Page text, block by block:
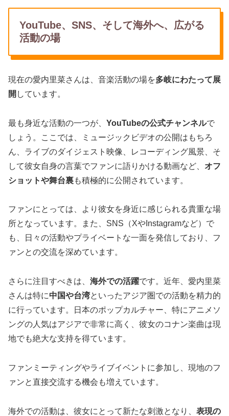
YouTube、SNS、そして海外へ、広がる
活動の場
現在の愛内里菜さんは、音楽活動の場を多岐にわたって展
開 しています。
最も身近な活動の一つが、 YouTubeの公式チャンネルで
しょう。ここでは、ミュージックビデオの公開はもちろ
ん、ライブのダイジェスト映像、レコーディング風景、そ
して彼女自身の言葉でファンに語りかける動画など、 オフ
ショットや舞台裏も積極的に公開されています。
ファンにとっては、より彼女を身近に感じられる貴重な場
所となっています。また、SNS（XやInstagramなど）で
も、日々の活動やプライベートな一面を発信しており、フ
ァンとの交流を深めています。
さらに注目すべきは、 海外での活躍です。近年、愛内里菜
さんは特に中国や台湾といったアジア圏での活動を精力的
に行っています。日本のポップカルチャー、特にアニメソ
ングの人気はアジアで非常に高く、彼女のコナン楽曲は現
地でも絶大な支持を得ています。
ファンミーティングやライブイベントに参加し、現地のフ
ァンと直接交流する機会も増えています。
海外での活動は、彼女にとって新たな刺激となり、 表現の